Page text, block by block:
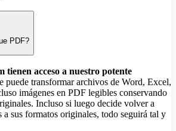
PDF?
tienen acceso a nuestro potente
puede transformar archivos de Word, Excel,
imágenes en PDF legibles conservando
Incluso si luego decide volver a
a sus formatos originales, todo seguirá tal y